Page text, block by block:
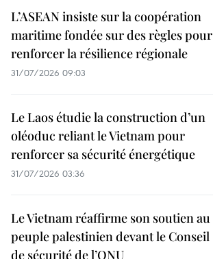
L’ASEAN insiste sur la coopération
maritime fondée sur des règles pour
renforcer la résilience régionale
31/07/2026 09:03
Le Laos étudie la construction d’un
oléoduc reliant le Vietnam pour
renforcer sa sécurité énergétique
31/07/2026 03:36
Le Vietnam réaffirme son soutien au
peuple palestinien devant le Conseil
de sécurité de l’ONU